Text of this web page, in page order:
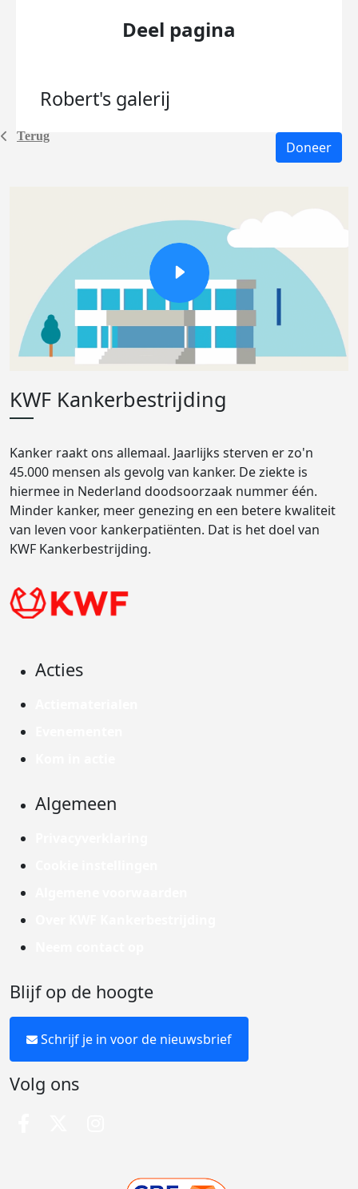
Terug
Deel pagina
Robert's galerij
Doneer
KWF Kankerbestrijding
Kanker raakt ons allemaal. Jaarlijks sterven er zo'n
45.000 mensen als gevolg van kanker. De ziekte is
hiermee in Nederland doodsoorzaak nummer één.
Minder kanker, meer genezing en een betere kwaliteit
van leven voor kankerpatiënten. Dat is het doel van
KWF Kankerbestrijding.
Acties
Algemeen
Blijf op de hoogte
Schrijf je in voor de nieuwsbrief
Volg ons